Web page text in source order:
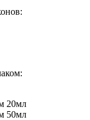
20мл
50мл